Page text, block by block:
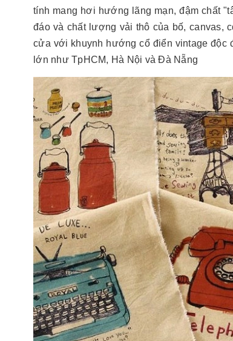
tính mang hơi hướng lãng mạn, đậm chất
đáo và chất lượng vải thô của bố, canvas,
cửa với khuynh hướng cổ điển vintage độc
lớn như TpHCM, Hà Nội và Đà Nẵng